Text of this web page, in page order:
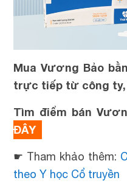
Mua Vương Bảo
trực tiếp từ công ty,
Tìm điểm bán
ĐÂY
☛ Tham khảo thêm:
theo Y học Cổ truyền